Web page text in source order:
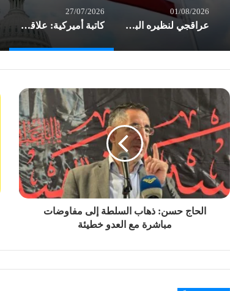
01/08/2026
عراقجي لنظيره البريطاني: نهج لندن تجاه طهران غير لائق
27/07/2026
كاتبة أميركية: علاقة واشنطن بـ”إسرائيل” تحولت إلى التزام غير مشروط
الحاج حسن: ذهاب السلطة إلى مفاوضات
مباشرة مع العدو خطيئة